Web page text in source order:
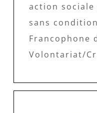
action sociale
sans
Francophone
Volontariat/